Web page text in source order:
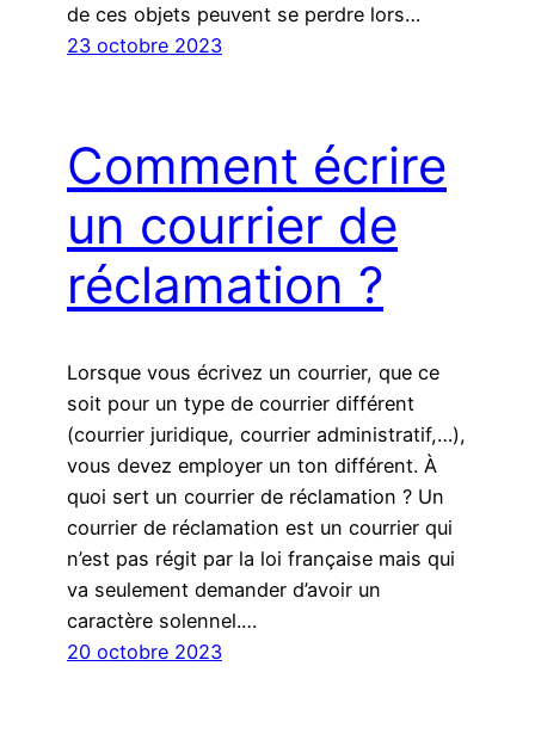
de ces objets peuvent se perdre lors…
23 octobre 2023
Comment écrire
un courrier de
réclamation ?
Lorsque vous écrivez un courrier, que ce
soit pour un type de courrier différent
(courrier juridique, courrier administratif,…),
vous devez employer un ton différent. À
quoi sert un courrier de réclamation ? Un
courrier de réclamation est un courrier qui
n’est pas régit par la loi française mais qui
va seulement demander d’avoir un
caractère solennel.…
20 octobre 2023